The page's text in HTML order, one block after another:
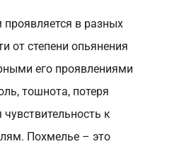
в разных
от степени опьянения
его проявлениями
тошнота, потеря
к
Похмелье – это